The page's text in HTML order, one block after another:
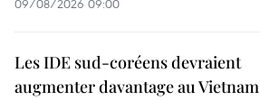
09/08/2026 09:00
Les IDE sud-coréens devraient
augmenter davantage au Vietnam